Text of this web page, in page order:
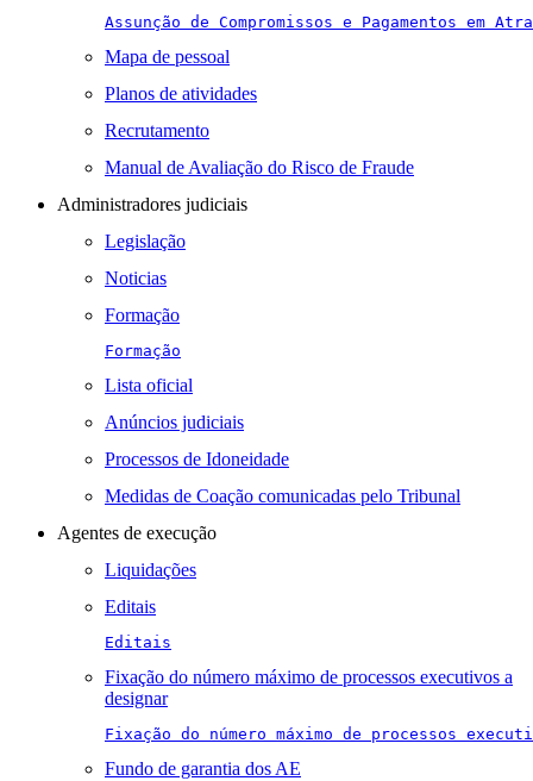
Assunção de Compromissos e Pagamentos em
Mapa de pessoal
Planos de atividades
Recrutamento
Manual de Avaliação do Risco de Fraude
Administradores judiciais
Legislação
Noticias
Formação
Formação
Lista oficial
Anúncios judiciais
Processos de Idoneidade
Medidas de Coação comunicadas pelo Tribunal
Agentes de execução
Liquidações
Editais
Editais
Fixação do número máximo de processos executivos a
designar
Fixação do número máximo de processos
Fundo de garantia dos AE